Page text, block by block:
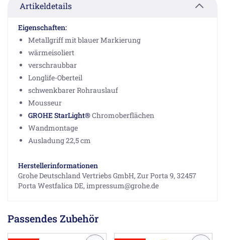
Artikeldetails
Eigenschaften:
Metallgriff mit blauer Markierung
wärmeisoliert
verschraubbar
Longlife-Oberteil
schwenkbarer Rohrauslauf
Mousseur
GROHE StarLight®Chromoberflächen
Wandmontage
Ausladung 22,5 cm
Herstellerinformationen
Grohe Deutschland Vertriebs GmbH, Zur Porta 9, 32457
Porta Westfalica DE, impressum@grohe.de
Passendes Zubehör